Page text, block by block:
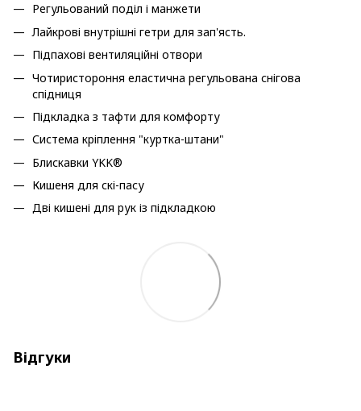
Регульований поділ і манжети
Лайкрові внутрішні гетри для зап'ясть.
Підпахові вентиляційні отвори
Чотиристороння еластична регульована снігова
спідниця
Підкладка з тафти для комфорту
Система кріплення "куртка-штани"
Блискавки YKK®
Кишеня для скі-пасу
Дві кишені для рук із підкладкою
Відгуки